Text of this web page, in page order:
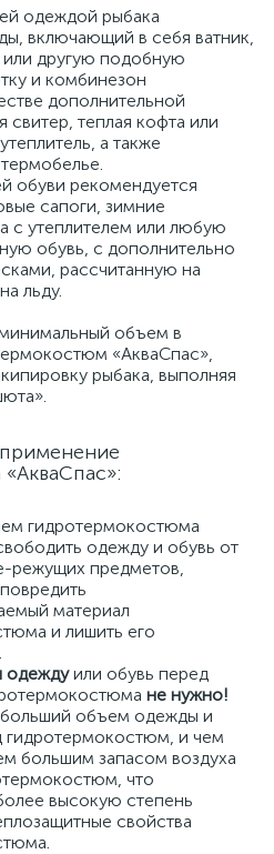
одеждой рыбака
включающий в себя ватник,
другую подобную
и комбинезон
дополнительной
теплая кофта или
а также
обуви рекомендуется
сапоги, зимние
с утеплителем или любую
обувь, с дополнительно
рассчитанную на
льду.
объем в
«АкваСпас»,
рыбака, выполняя
гидротермокостюма
одежду и обувь от
режущих предметов,
материал
и лишить его
одеждуили обувь перед
не нужно!
объем одежды и
гидротермокостюм, и чем
большим запасом воздуха
что
высокую степень
свойства